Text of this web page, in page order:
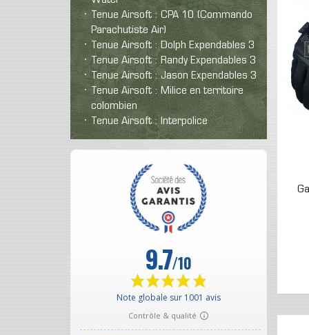
Tenue Airsoft : CPA 10 (Commando
Parachutiste Air)
Tenue Airsoft : Dolph Expendables 3
Tenue Airsoft : Randy Expendables 3
Tenue Airsoft : Jason Expendables 3
Tenue Airsoft : Milice en territoire
colombien
Tenue Airsoft : Interpolice